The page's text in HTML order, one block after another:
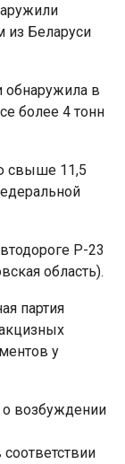
Беларуси
обнаружила в
более 4 тонн
свыше 11,5
Р-23
область).
партия
у
о возбуждении